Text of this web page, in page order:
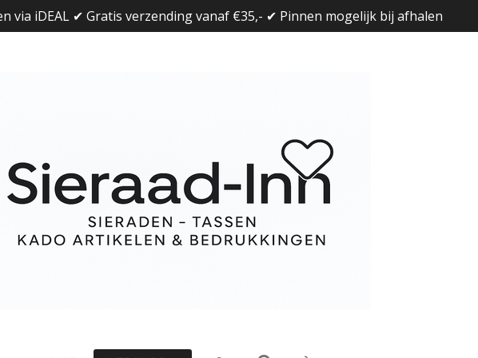
via iDEAL ✔ Gratis verzending vanaf €35,- ✔ Pinnen mogelijk bij afhalen